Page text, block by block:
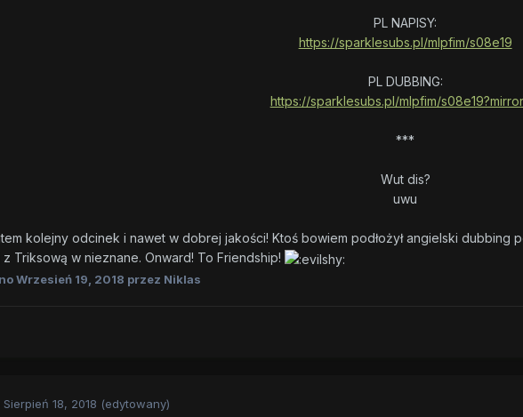
PL NAPISY:
https://sparklesubs.pl/mlpfim/s08e19
PL DUBBING:
https://sparklesubs.pl/mlpfim/
***
Wut dis?
uwu
kolejny odcinek i nawet w dobrej jakości! Ktoś bowiem podłożył angielski
z Triksową w nieznane. Onward! To Friendship!
Wrzesień 19, 2018 przez Niklas
Sierpień 18, 2018 (edytowany)